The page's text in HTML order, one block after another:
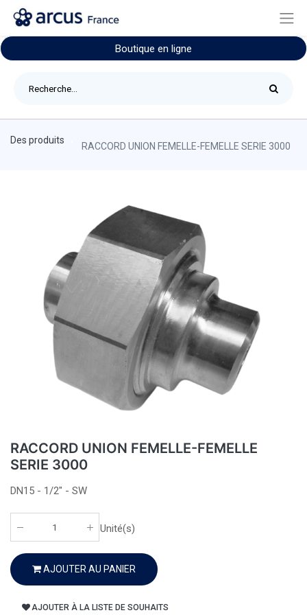
Boutique en ligne
Des produits
RACCORD UNION FEMELLE-FEMELLE SERIE 3000
RACCORD UNION FEMELLE-FEMELLE
SERIE 3000
DN15 - 1/2" - SW
Unité(s)
AJOUTER AU PANIER
AJOUTER À LA LISTE DE SOUHAITS